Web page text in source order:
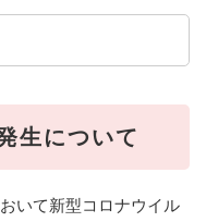
生について
いて新型コロナウイル